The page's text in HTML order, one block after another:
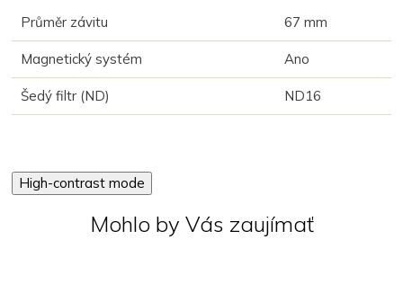
Průměr závitu 67 mm
Magnetický systém Ano
Šedý filtr (ND) ND16
High-contrast mode
Mohlo by Vás zaujímať